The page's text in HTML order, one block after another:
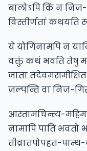
बालोऽपि किं न
विस्तीर्णतां कथयति
ये योगिनामपि न
वक्तुं कथं भवति तेषु
जाता
जल्पन्ति वा निज-
आस्तामचिन्त्य-
नामापि पाति भवतो
तीव्रातपोपहत-